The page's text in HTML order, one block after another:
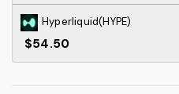
Hyperliquid(HYPE)
$54.50